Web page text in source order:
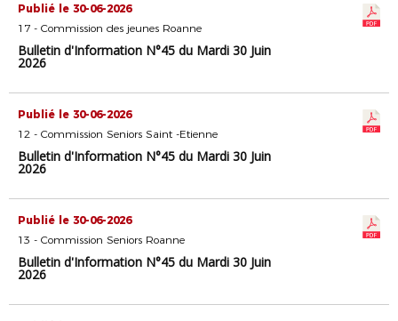
Publié le 30-06-2026
17 - Commission des jeunes Roanne
Bulletin d'Information N°45 du Mardi 30 Juin
2026
Publié le 30-06-2026
12 - Commission Seniors Saint -Etienne
Bulletin d'Information N°45 du Mardi 30 Juin
2026
Publié le 30-06-2026
13 - Commission Seniors Roanne
Bulletin d'Information N°45 du Mardi 30 Juin
2026